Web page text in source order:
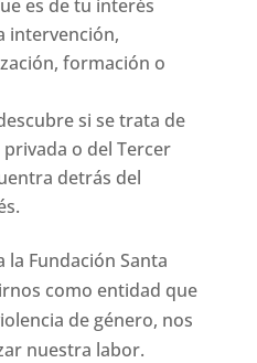
es de tu interés
intervención,
formación o
si se trata de
o del Tercer
detrás del
la Fundación Santa
como entidad que
de género, nos
nuestra labor.